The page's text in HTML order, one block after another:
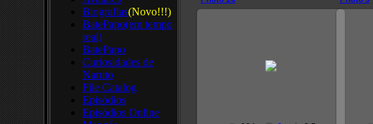
Biografias(Novo!!!)
BatePapo(em tempo
real)
BatePapo
Curiosidades de
Naruto
File Catalog
Episódios
Episódios Online